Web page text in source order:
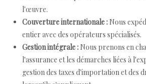
l'œuvre.
Couverture internationale : Nous
entier avec des opérateurs spécialisés.
Gestion intégrale : Nous prenons en
l'assurance et les démarches liées à
gestion des taxes d'importation et des